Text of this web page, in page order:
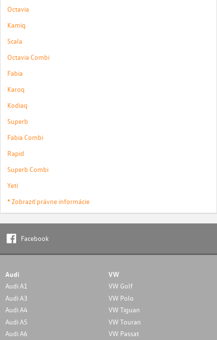
Octavia
Kamiq
Scala
Octavia Combi
Fabia
Karoq
Kodiaq
Superb
Fabia Combi
Rapid
Superb Combi
Yeti
* Zobraziť právne informácie
Facebook
Audi
Audi A1
Audi A3
Audi A4
Audi A5
Audi A6
VW
VW Golf
VW Polo
VW Tiguan
VW Touran
VW Passat